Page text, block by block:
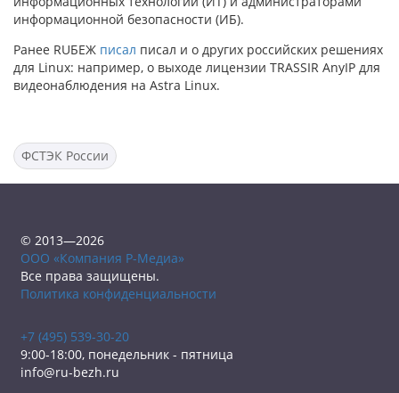
информационной безопасности (ИБ).
Ранее RUБЕЖ писал писал и о других российских решениях
для Linux: например, о выходе лицензии TRASSIR AnyIP для
видеонаблюдения на Astra Linux.
ФСТЭК России
© 2013—2026
ООО «Компания Р-Медиа»
Все права защищены.
Политика конфиденциальности
+7 (495) 539-30-20
9:00-18:00, понедельник - пятница
info@ru-bezh.ru